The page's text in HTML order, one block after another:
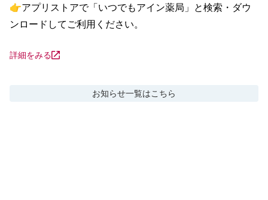
👉アプリストアで「いつでもアイン薬局」と検索・ダウ
ンロードしてご利用ください。
詳細をみる
お知らせ一覧はこちら